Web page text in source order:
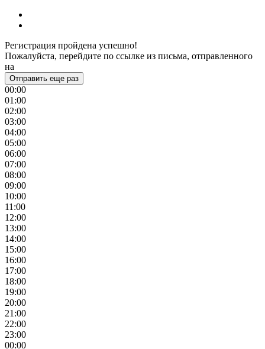
Регистрация пройдена успешно!
Пожалуйста, перейдите по ссылке из письма, отправленного
на
Отправить еще раз
00:00
01:00
02:00
03:00
04:00
05:00
06:00
07:00
08:00
09:00
10:00
11:00
12:00
13:00
14:00
15:00
16:00
17:00
18:00
19:00
20:00
21:00
22:00
23:00
00:00